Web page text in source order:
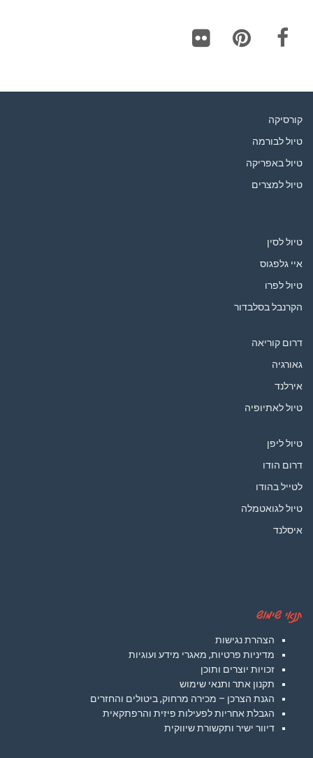
קורסיקה
טיול לבורמה
טיול באפריקה
טיול למצרים
טיול לסין
איי גלפגוס
טיול לפרו
הקרנבל בסלבדור
דרום קוריאה
גאורגיה
אירלנד
טיול לאתיופיה
טיול ליפן
דרום הודו
לטייל בהודו
טיול לגואטמלה
איסלנד
תנאי שימוש
הצהרת נגישות
מדיניות פרטיות, מאגרי מידע ועוגיות
זכויות יוצרים ותוכן
תקנון אתר ותנאי שימוש
הגנת הצרכן – מכירה מרחוק, ביטולים והחזרים
הגבלת אחריות לפעילות פיזית והרפתקאית
דיוור ישיר ותקשורת שיווקית